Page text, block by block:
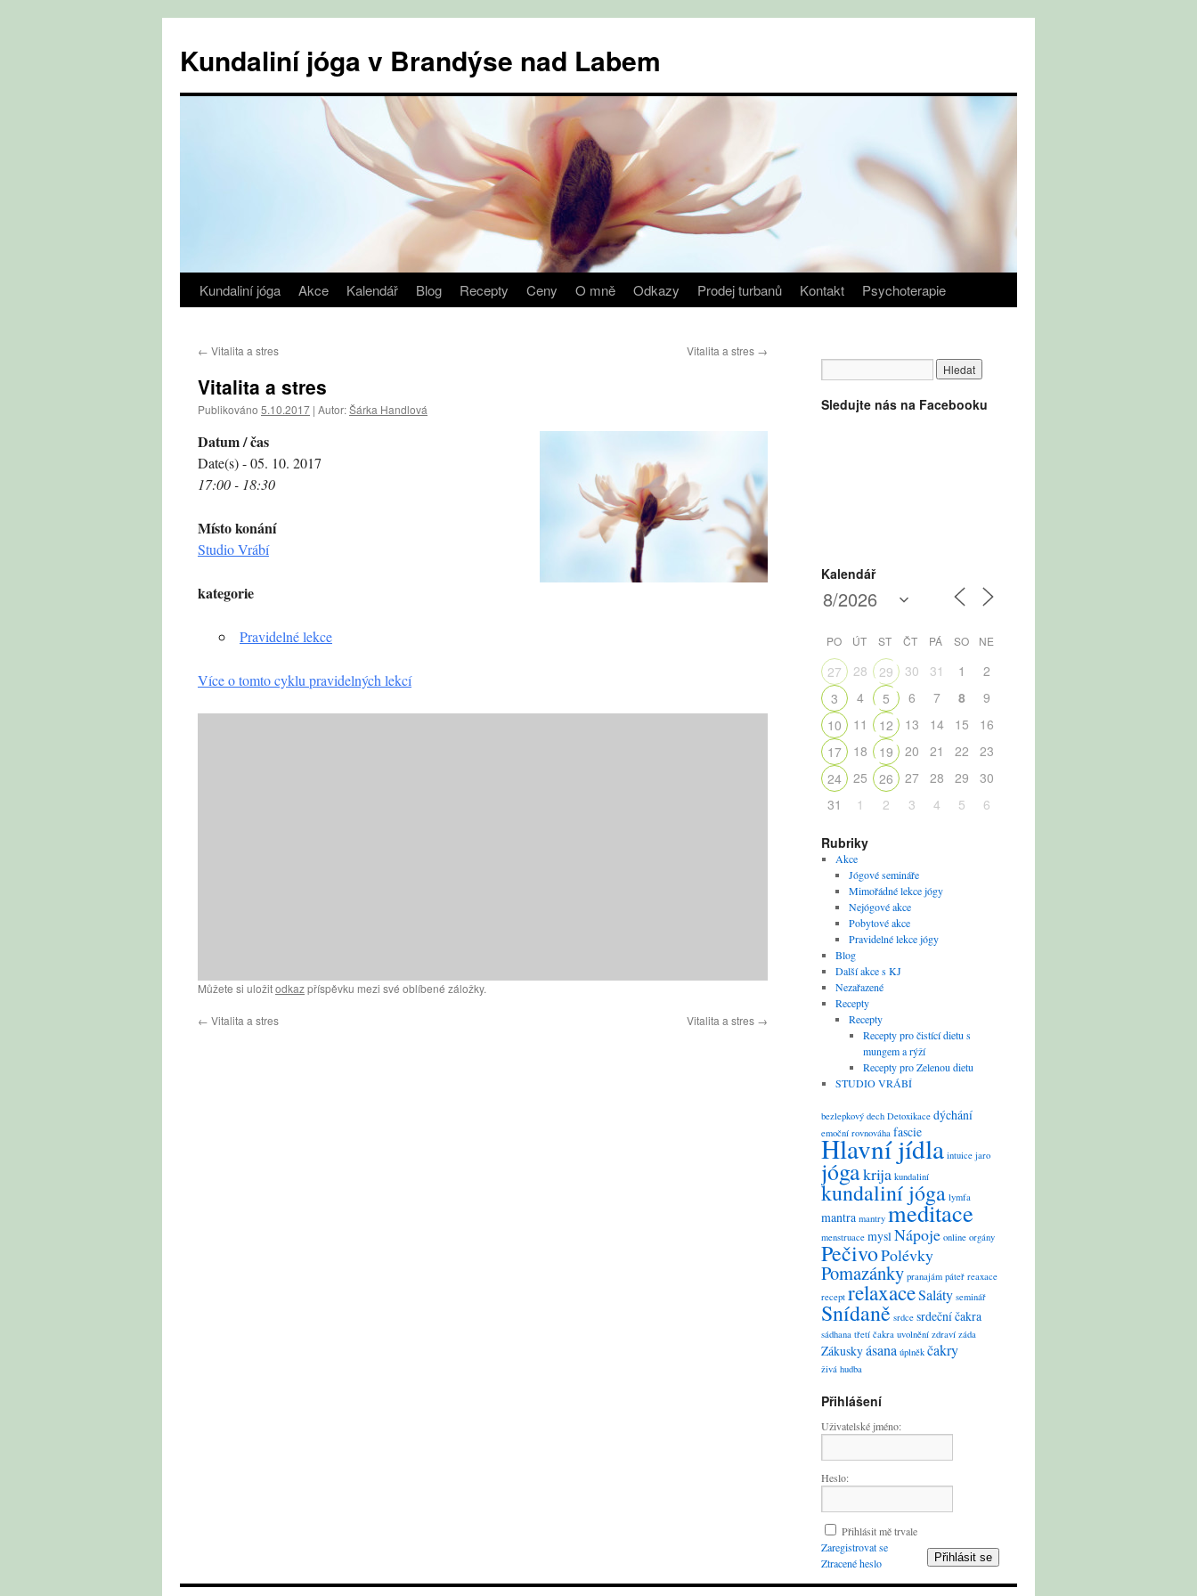
obsahu
webu
Kundaliní jóga v Brandýse nad Labem
Kundaliní jóga Akce Kalendář Blog Recepty Ceny O mně Odkazy Prodej turbanů Kontakt Psychoterapie
← Vitalita a stres Vitalita a stres →
Vitalita a stres
Publikováno 5.10.2017 | Autor:Šárka Handlová
Datum / čas
Date(s) - 05. 10. 2017
17:00 - 18:30
Místo konání
Studio Vrábí
kategorie
Pravidelné lekce
Více o tomto cyklu pravidelných lekcí
Můžete si uložitodkazpříspěvku mezi své oblíbené záložky.
← Vitalita a stres Vitalita a stres →
Sledujte nás na Facebooku
Kalendář
PO ÚT ST ČT PÁ SO NE
27 28 29 30 31 1
2
3
4 5 6 7 8
9
10
11 12 13 14 15
16
17
18 19 20 21 22
23
24
25 26 27 28 29
30
31
1 2 3 4 5 6
Rubriky
Akce
Jógové semináře
Mimořádné lekce jógy
Nejógové akce
Pobytové akce
Pravidelné lekce jógy
Blog
Další akce s KJ
Nezařazené
Recepty
Recepty
Recepty pro čistící dietu s
mungem a rýží
Recepty pro Zelenou dietu
STUDIO VRÁBÍ
bezlepkový dech Detoxikace dýchání
emoční rovnováha fascie
Hlavní jídla intuice jaro
jógakrija kundaliní
kundaliní jóga lymfa
mantra mantry meditace
menstruace myslNápoje online orgány
PečivoPolévky
Pomazánky pranajám páteř reaxace
recept relaxaceSaláty seminář
Snídaně srdce srdeční čakra
sádhana třetí čakra uvolnění zdraví záda
Zákuskyásana úplněk čakry
živá hudba
Přihlášení
Uživatelské jméno:
Heslo:
Přihlásit mě trvale
Přihlásit se
Zaregistrovat se
Ztracené heslo